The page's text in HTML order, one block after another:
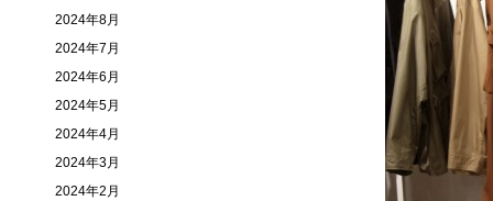
2024年8月
2024年7月
2024年6月
2024年5月
2024年4月
2024年3月
2024年2月